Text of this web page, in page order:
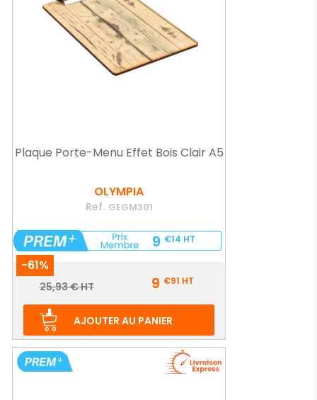
Plaque Porte-Menu Effet Bois Clair A5
OLYMPIA
Ref. GEGM301
9 €14 HT
-61%
Prix
Prix
base
25,93 € HT 9 €91 HT
AJOUTER AU PANIER